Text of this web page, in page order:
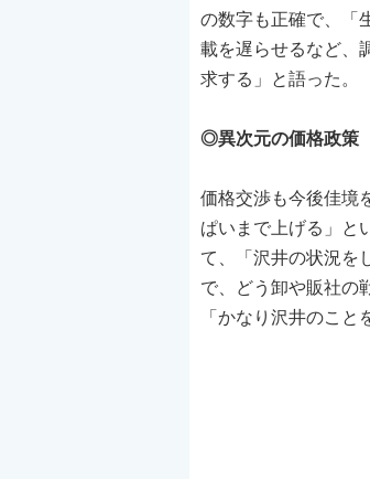
の数字も正確で、「
載を遅らせるなど、
求する」と語った。
◎異次元の価格政策
価格交渉も今後佳境
ぱいまで上げる」と
て、「沢井の状況を
で、どう卸や販社の
「かなり沢井のこと